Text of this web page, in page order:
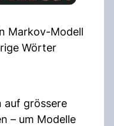
Markov-Modell
Wörter
auf grössere
– um Modelle